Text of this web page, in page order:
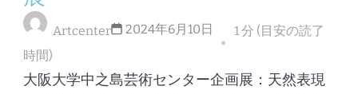
Artcenter 2024年6月10日
1 分 (目安の読了
時間)
大阪大学中之島芸術センター企画展：天然表現